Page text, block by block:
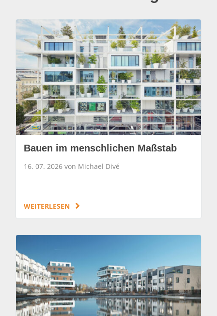
Bauen im menschlichen Maßstab
16. 07. 2026 von Michael Divé
WEITERLESEN